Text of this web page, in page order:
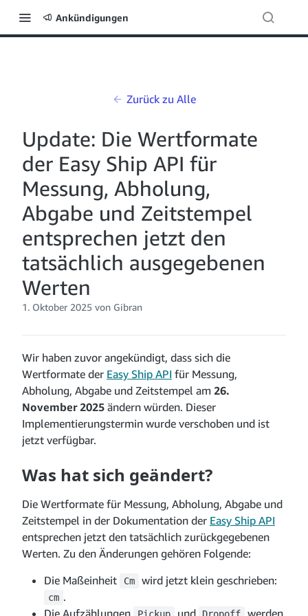
Ankündigungen
Zurück zu Alle
Update: Die Wertformate
der Easy Ship API für
Messung, Abholung,
Abgabe und Zeitstempel
entsprechen jetzt den
tatsächlich ausgegebenen
Werten
1. Oktober 2025 von Gibran
Wir haben zuvor angekündigt, dass sich die
Wertformate der Easy Ship API für Messung,
Abholung, Abgabe und Zeitstempel am 26.
November 2025 ändern würden. Dieser
Implementierungstermin wurde verschoben und ist
jetzt verfügbar.
Was hat sich geändert?
Die Wertformate für Messung, Abholung, Abgabe und
Zeitstempel in der Dokumentation der Easy Ship API
entsprechen jetzt den tatsächlich zurückgegebenen
Werten. Zu den Änderungen gehören Folgende:
Die Maßeinheit
Cm wird jetzt klein geschrieben:
cm .
Die Aufzählungen
und werden